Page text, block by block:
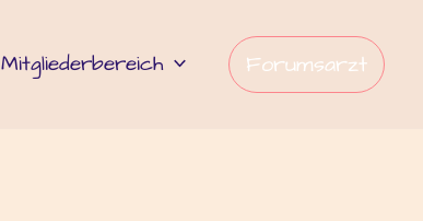
Mitgliederbereich Forumsarzt